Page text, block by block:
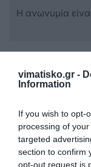
vimatisko.gr -
Information
If you wish to opt-
processing of
targeted
section to confirm
opt-out request is
Η ανωνυμία
ΟΝΟΜΑ